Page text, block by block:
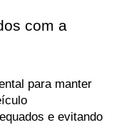
com a
para manter
e evitando